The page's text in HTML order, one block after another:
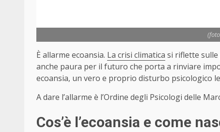
È allarme ecoansia. La crisi climatica si riflette sulle
anche paura per il futuro che porta a rinviare
ecoansia, un vero e proprio disturbo psicologico
A dare l’allarme è l’Ordine degli Psicologi delle
Cos’è l’ecoansia e come